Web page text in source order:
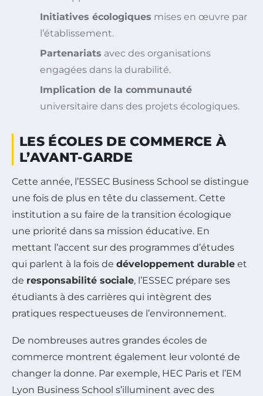
Initiatives écologiques mises en œuvre par
l’établissement.
Partenariats avec des organisations
engagées dans la durabilité.
Implication de la communauté
universitaire dans des projets écologiques.
LES ÉCOLES DE COMMERCE À
L’AVANT-GARDE
Cette année, l’ESSEC Business School se distingue
une fois de plus en tête du classement. Cette
institution a su faire de la transition écologique
une priorité dans sa mission éducative. En
mettant l’accent sur des programmes d’études
qui parlent à la fois de développement durable et
de responsabilité sociale, l’ESSEC prépare ses
étudiants à des carrières qui intègrent des
pratiques respectueuses de l’environnement.
De nombreuses autres grandes écoles de
commerce montrent également leur volonté de
changer la donne. Par exemple, HEC Paris et l’EM
Lyon Business School s’illuminent avec des